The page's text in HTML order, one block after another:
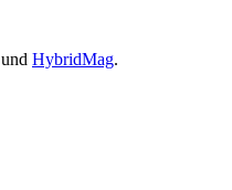
und HybridMag.